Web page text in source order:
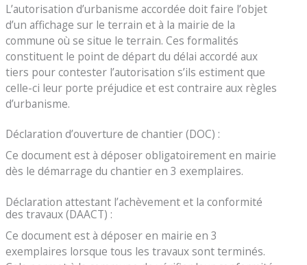
L’autorisation d’urbanisme accordée doit faire l’objet
d’un affichage sur le terrain et à la mairie de la
commune où se situe le terrain. Ces formalités
constituent le point de départ du délai accordé aux
tiers pour contester l’autorisation s’ils estiment que
celle-ci leur porte préjudice et est contraire aux règles
d’urbanisme.
Déclaration d’ouverture de chantier (DOC) :
Ce document est à déposer obligatoirement en mairie
dès le démarrage du chantier en 3 exemplaires.
Déclaration attestant l’achèvement et la conformité
des travaux (DAACT) :
Ce document est à déposer en mairie en 3
exemplaires lorsque tous les travaux sont terminés.